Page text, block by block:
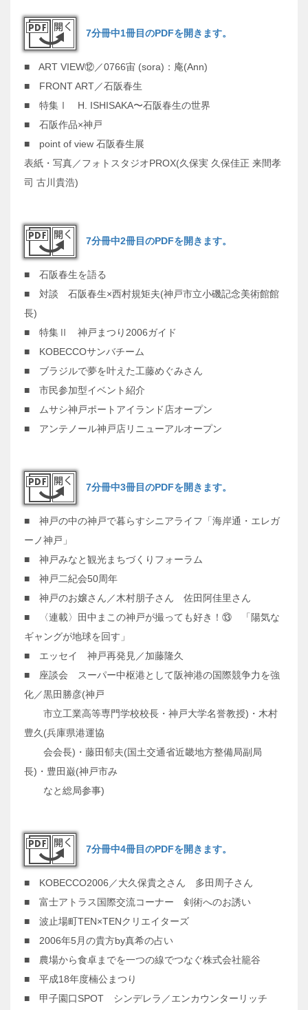
7分冊中1冊目のPDFを開きます。
■ ART VIEW⑫／0766宙 (sora)：庵(Ann)
■ FRONT ART／石阪春生
■ 特集Ⅰ H. ISHISAKA〜石阪春生の世界
■ 石阪作品×神戸
■ point of view 石阪春生展
表紙・写真／フォトスタジオPROX(久保実 久保佳正 来間孝
司 古川貴浩)
7分冊中2冊目のPDFを開きます。
■ 石阪春生を語る
■ 対談 石阪春生×西村規矩夫(神戸市立小磯記念美術館館
長)
■ 特集Ⅱ 神戸まつり2006ガイド
■ KOBECCOサンバチーム
■ ブラジルで夢を叶えた工藤めぐみさん
■ 市民参加型イベント紹介
■ ムサシ神戸ポートアイランド店オープン
■ アンテノール神戸店リニューアルオープン
7分冊中3冊目のPDFを開きます。
■ 神戸の中の神戸で暮らすシニアライフ「海岸通・エレガ
ーノ神戸」
■ 神戸みなと観光まちづくりフォーラム
■ 神戸二紀会50周年
■ 神戸のお嬢さん／木村朋子さん 佐田阿佳里さん
■ 〈連載〉田中まこの神戸が撮っても好き！⑬ 「陽気な
ギャングが地球を回す」
■ エッセイ 神戸再発見／加藤隆久
■ 座談会 スーパー中枢港として阪神港の国際競争力を強
化／黒田勝彦(神戸
市立工業高等専門学校校長・神戸大学名誉教授)・木村
豊久(兵庫県港運協
会会長)・藤田郁夫(国土交通省近畿地方整備局副局
長)・豊田巌(神戸市み
なと総局参事)
7分冊中4冊目のPDFを開きます。
■ KOBECCO2006／大久保貴之さん 多田周子さん
■ 富士アトラス国際交流コーナー 剣術へのお誘い
■ 波止場町TEN×TENクリエイターズ
■ 2006年5月の貴方by真希の占い
■ 農場から食卓までを一つの線でつなぐ株式会社籠谷
■ 平成18年度楠公まつり
■ 甲子園口SPOT シンデレラ／エンカウンターリッチ